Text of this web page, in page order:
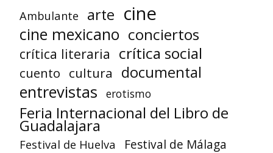
Ambulante arte cine
cine mexicano conciertos
crítica literaria crítica social
cuento cultura documental
entrevistas erotismo
Feria Internacional del Libro de
Guadalajara
Festival de Huelva Festival de Málaga